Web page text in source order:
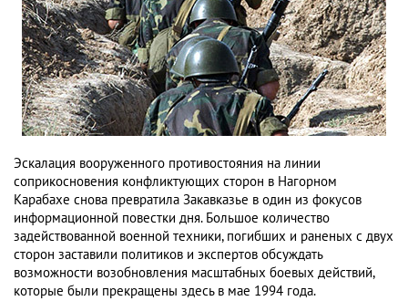
Эскалация вооруженного противостояния на линии
соприкосновения конфликтующих сторон в Нагорном
Карабахе снова превратила Закавказье в один из фокусов
информационной повестки дня. Большое количество
задействованной военной техники, погибших и раненых с двух
сторон заставили политиков и экспертов обсуждать
возможности возобновления масштабных боевых действий,
которые были прекращены здесь в мае 1994 года.